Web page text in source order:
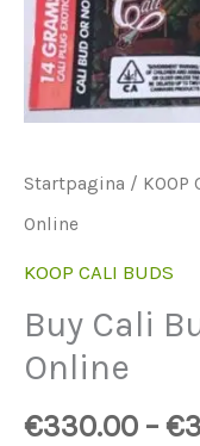
Startpagina / KOOP
Online
KOOP CALI BUDS
Buy Cali
Online
€330.00 – €